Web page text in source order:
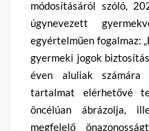
módosításáról szóló,
úgynevezett
egyértelműen fogalmaz:
gyermeki jogok
éven aluliak számára
tartalmat elérhetővé
öncélúan ábrázolja,
megfelelő